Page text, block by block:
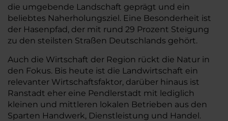
die umgebende Landschaft geprägt und ein
beliebtes Naherholungsziel. Eine Besonderheit ist
der Hasenpfad, der mit rund 29 Prozent Steigung
zu den steilsten Straßen Deutschlands gehört.
Auch die Wirtschaft der Region rückt die Natur in
den Fokus. Bis heute ist die Landwirtschaft ein
relevanter Wirtschaftsfaktor, darüber hinaus ist
Ranstadt eher eine Pendlerstadt mit lediglich
kleinen und mittleren lokalen Betrieben aus den
Sparten Handwerk, Dienstleistung und Handel.